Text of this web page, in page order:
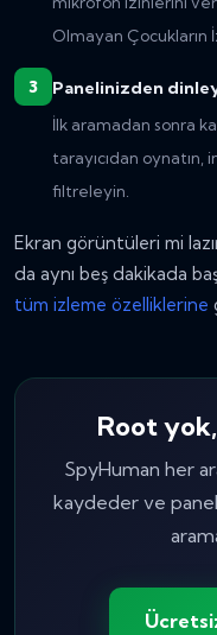
Olmayan Çocukların
Panelinizden
İlk aramadan sonra
tarayıcıdan
filtreleyin.
Ekran görüntüleri mi
da aynı beş dakikada
tüm izleme özelliklerine
Root
SpyHuman her
kaydeder ve